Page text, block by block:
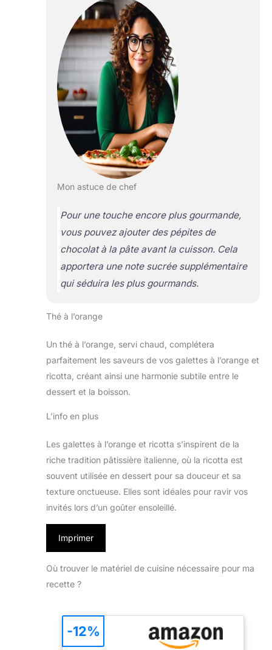
Mon astuce de chef
Pour une touche encore plus gourmande,
vous pouvez ajouter des pépites de
chocolat à la pâte avant la cuisson. Cela
apportera une note sucrée supplémentaire
qui séduira les plus gourmands.
Thé à l’orange
Un thé à l’orange, servi chaud, complétera
parfaitement les saveurs de vos galettes à l’orange et
ricotta, créant ainsi une harmonie subtile entre le
dessert et la boisson.
L’info en plus
Les galettes à l’orange et ricotta s’inspirent de la
riche tradition pâtissière italienne, où la ricotta est
souvent utilisée en dessert pour sa douceur et sa
texture onctueuse. Elles sont idéales pour ravir vos
invités lors d’un goûter ensoleillé.
Imprimer
Où trouver le matériel de cuisine nécessaire pour ma
recette ?
-12%